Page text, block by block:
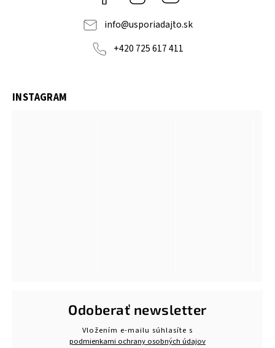
info@usporiadajto.sk
+420 725 617 411
INSTAGRAM
Odoberať newsletter
Vložením e-mailu súhlasíte s
podmienkami ochrany osobných údajov